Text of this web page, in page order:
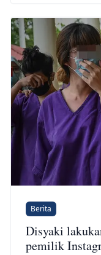
Berita
Disyaki
pemilik